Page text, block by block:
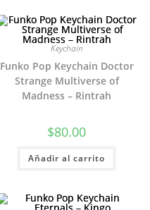
Keychain
Funko Pop Keychain Doctor
Strange Multiverse of
Madness – Rintrah
$80.00
Añadir al carrito